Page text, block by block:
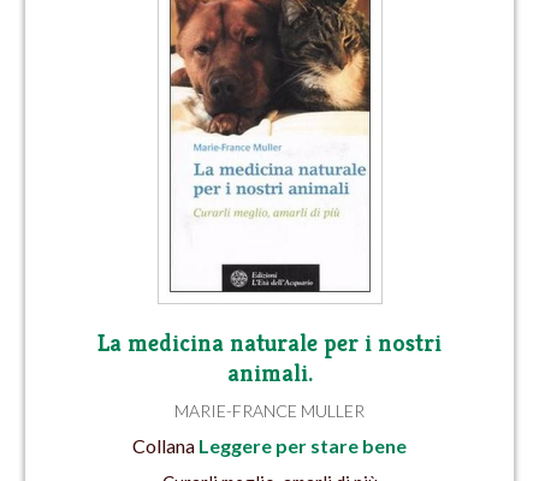
La medicina naturale per i nostri
animali.
MARIE-FRANCE MULLER
Collana Leggere per stare bene